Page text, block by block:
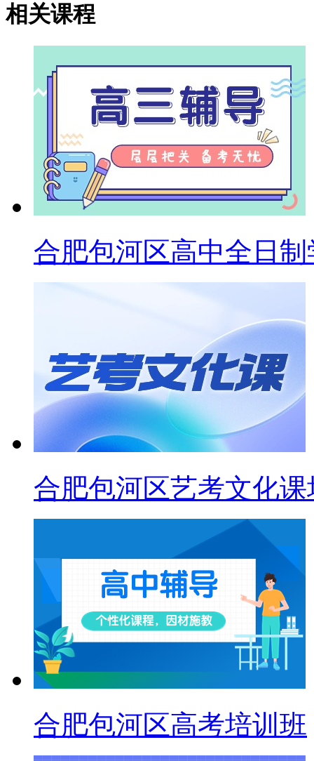
相关课程
合肥包河区高中全日制
合肥包河区艺考文化
合肥包河区高考培训班